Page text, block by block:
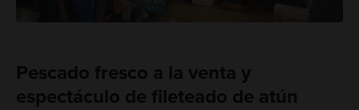
Pescado fresco a la venta y
espectáculo de fileteado de atún